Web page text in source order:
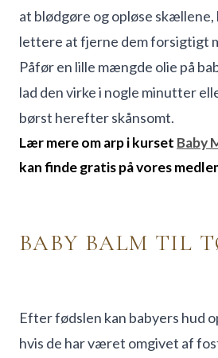
at blødgøre og opløse
lettere at fjerne dem forsigtigt
Påfør en lille mængde olie på
lad den virke i nogle minutter
børst herefter skånsomt.
Lær mere om arp i kurset Baby
kan finde gratis på vores
BABY BALM TIL
Efter fødslen kan babyers hud
hvis de har været omgivet af